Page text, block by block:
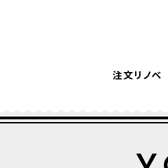
注文リノベ